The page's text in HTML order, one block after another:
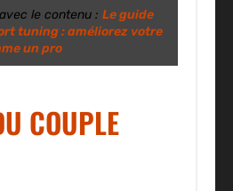
le contenu : Le guide
tuning : améliorez votre
un pro
COUPLE